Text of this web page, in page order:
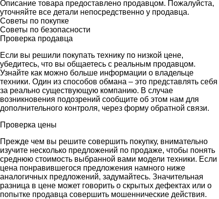
Описание товара предоставлено продавцом. Пожалуйста,
уточняйте все детали непосредственно у продавца.
Советы по покупке
Советы по безопасности
Проверка продавца
Если вы решили покупать технику по низкой цене,
убедитесь, что вы общаетесь с реальным продавцом.
Узнайте как можно больше информации о владельце
техники. Один из способов обмана – это представлять себя
за реально существующую компанию. В случае
возникновения подозрений сообщите об этом нам для
дополнительного контроля, через форму обратной связи.
Проверка цены
Прежде чем вы решите совершить покупку, внимательно
изучите несколько предложений по продаже, чтобы понять
среднюю стоимость выбранной вами модели техники. Если
цена понравившегося предложения намного ниже
аналогичных предложений, задумайтесь. Значительная
разница в цене может говорить о скрытых дефектах или о
попытке продавца совершить мошеннические действия.